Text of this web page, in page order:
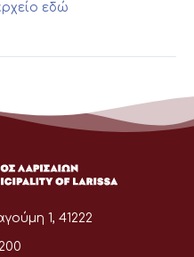
εδώ
1, 41222